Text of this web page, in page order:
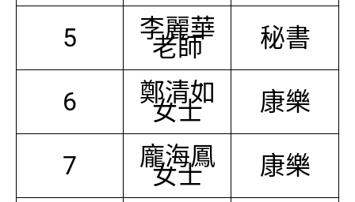
5 李麗華
老師 秘書
6 鄭清如
女士 康樂
7 龐海鳳
女士 康樂